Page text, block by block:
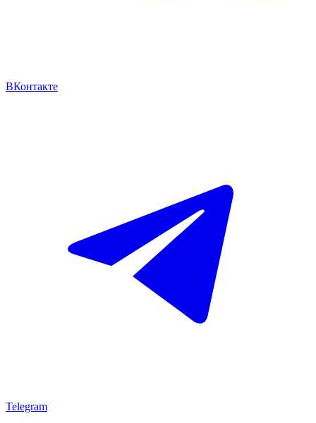
ВКонтакте
Telegram